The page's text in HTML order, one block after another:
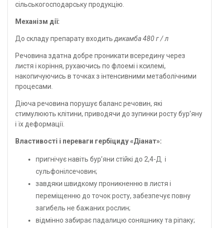
сільськогосподарську продукцію.
Механізм дії:
До складу препарату входитьдикамба 480 г / л
Речовина здатна добре проникати всередину через
листя і коріння, рухаючись по флоемі і ксилемі,
накопичуючись в точках з інтенсивними метаболічними
процесами.
Діюча речовина порушує баланс речовин, які
стимулюють клітини, приводячи до зупинки росту бур’яну
і їх деформації.
Властивості і переваги гербіциду «Діанат»:
пригнічує навіть бур’яни стійкі до 2,4-Д і
сульфонілсечовин;
завдяки швидкому проникненню в листя і
переміщенню до точок росту, забезпечує повну
загибель не бажаних рослин;
відмінно забирає падалицю соняшнику та ріпаку;